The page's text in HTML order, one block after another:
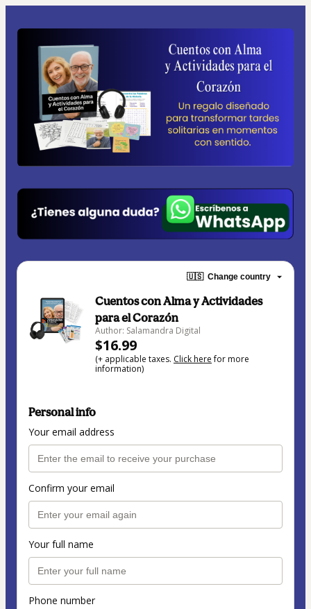
🇺🇸 Change country
Cuentos con Alma y Actividades
para el Corazón
Author: Salamandra Digital
$16.99
(+ applicable taxes. Click herefor more
information)
Personal info
Your email address
Confirm your email
Your full name
Phone number